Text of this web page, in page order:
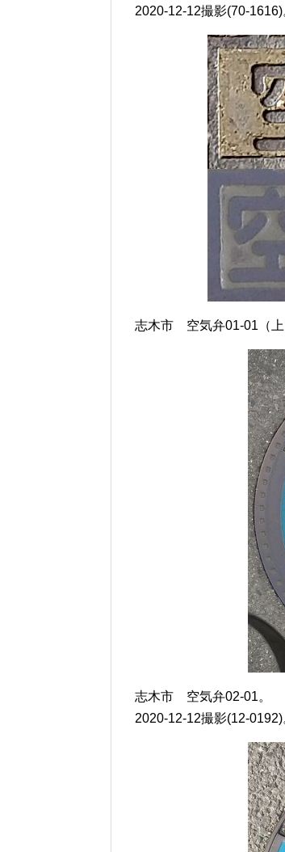
2020-12-12撮影(70-1616)
志木市 空気弁01-01（上
志木市 空気弁02-01。
2020-12-12撮影(12-0192)